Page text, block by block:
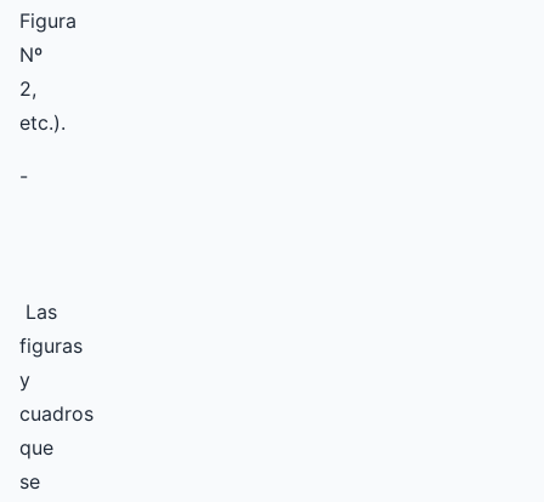
Figura
Nº
2,
etc.).
-
Las
figuras
y
cuadros
que
se